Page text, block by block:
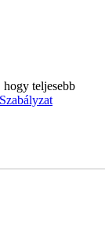
teljesebb
Szabályzat